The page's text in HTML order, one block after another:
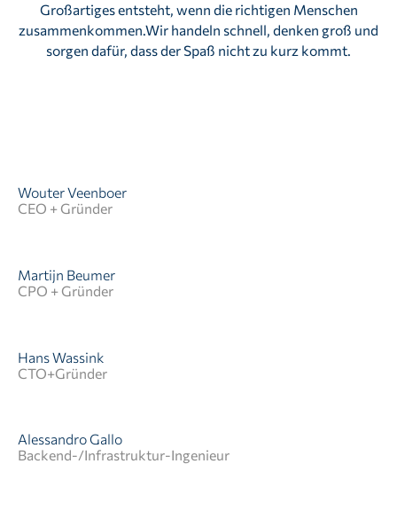
Großartiges entsteht, wenn die richtigen Menschen
zusammenkommen.Wir handeln schnell, denken groß und
sorgen dafür, dass der Spaß nicht zu kurz kommt.
Wouter Veenboer
CEO + Gründer
einfach zu machen (und dabei zu gewinnen).
Martijn Beumer
CPO + Gründer
Hans Wassink
CTO+Gründer
Alessandro Gallo
Backend-/Infrastruktur-Ingenieur